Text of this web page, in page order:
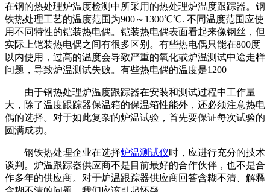
在钢的热处理炉温度检测中所采用的热处理炉温度跟踪器。钢
铁热处理工艺的温度范围为900～1300℃℃. 不同温度范围应使
用不同特性的铠装热电偶。铠装热电偶表面看起来像钢丝，但
实际上铠装热电偶之间有很多区别。有些热电偶只能在800度
以内使用，过高的温度会导致严重的氧化或炉温测试中途走样
问题，导致炉温测试失败。有些热电偶的温度是1200
由于钢热处理炉温度跟踪器在安装和测试过程中工作量
大，除了温度跟踪器保温箱的保温箱性能外，还必须注意热电
偶的选择。对于如此复杂的炉温试验，首先要保证每次试验的
圆满成功。
钢铁热处理企业在选择炉温测试仪时，应进行充分的技术
谈判。炉温跟踪器供应商不是目前最好的合作伙伴，也不是合
作多年的供应商。对于炉温跟踪器供应商回答含糊不清、解释